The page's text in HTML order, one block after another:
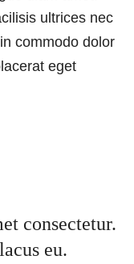
ultrices nec
commodo dolor
eget
consectetur.
eu.